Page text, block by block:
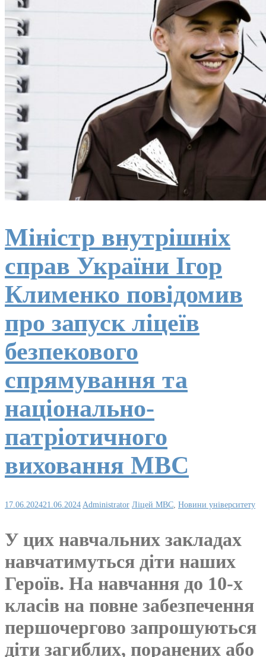
Міністр внутрішніх
справ України Ігор
Клименко повідомив
про запуск ліцеїв
безпекового
спрямування та
національно-
патріотичного
виховання МВС
17.06.202421.06.2024 Administrator Ліцей МВС, Новини університету
У цих навчальних закладах
навчатимуться діти наших
Героїв. На навчання до 10-х
класів на повне забезпечення
першочергово запрошуються
діти загиблих, поранених або